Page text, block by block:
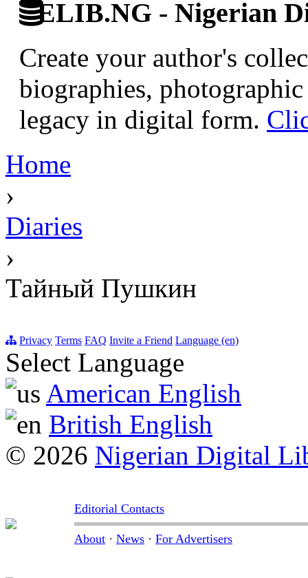
ELIB.NG - Nigerian
Create your author's
biographies,
legacy in digital form.
Home
›
Diaries
›
Тайный Пушкин
Privacy Terms FAQ Invite a Friend Language (en)
Select Language
American English
British English
© 2026 Nigerian Digital
Editorial Contacts
About · News · For Advertisers